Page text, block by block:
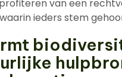
van een
ieders stem